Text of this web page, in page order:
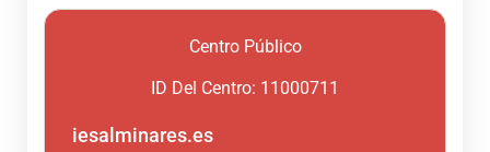
Centro Público
ID Del Centro: 11000711
iesalminares.es